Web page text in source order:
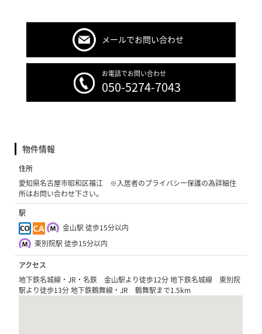
メールでお問い合わせ
お電話でお問い合わせ
050-5274-7043
物件情報
住所
愛知県名古屋市昭和区福江 ※入居者のプライバシー保護の為詳細住
所はお問い合わせ下さい。
駅
金山駅 徒歩15分以内
東別院駅 徒歩15分以内
アクセス
地下鉄名城線・JR・名鉄 金山駅より徒歩12分 地下鉄名城線 東別院
駅より徒歩13分 地下鉄鶴舞線・JR 鶴舞駅まで1.5km